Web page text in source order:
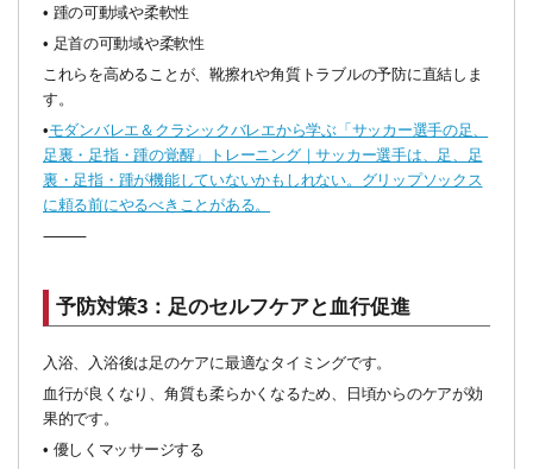
• 踵の可動域や柔軟性
• 足首の可動域や柔軟性
これらを高めることが、靴擦れや角質トラブルの予防に直結しま
す。
•モダンバレエ＆クラシックバレエから学ぶ「サッカー選手の足、
足裏・足指・踵の覚醒」トレーニング｜サッカー選手は、足、足
裏・足指・踵が機能していないかもしれない。グリップソックス
に頼る前にやるべきことがある。
⸻
予防対策3：足のセルフケアと血行促進
入浴、入浴後は足のケアに最適なタイミングです。
血行が良くなり、角質も柔らかくなるため、日頃からのケアが効
果的です。
• 優しくマッサージする